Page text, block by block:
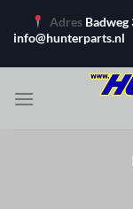
naar
Adres
info@hunterparts.nl